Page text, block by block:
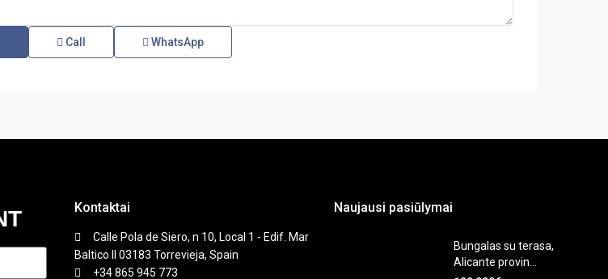
Call WhatsApp
Kontaktai
Calle Pola de Siero, n 10, Local 1 - Edif. Mar
Baltico II 03183 Torrevieja, Spain
+34 865 945 773
Naujausi pasiūlymai
Bungalas su terasa,
Alicante provin...